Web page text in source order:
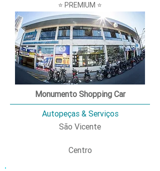
⭐ PREMIUM ⭐
Monumento Shopping Car
Autopeças & Serviços
São Vicente
Centro